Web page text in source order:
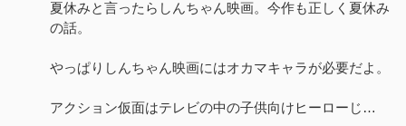
夏休みと言ったらしんちゃん映画。今作も正しく夏休み
の話。
やっぱりしんちゃん映画にはオカマキャラが必要だよ。
アクション仮面はテレビの中の子供向けヒーローじ…